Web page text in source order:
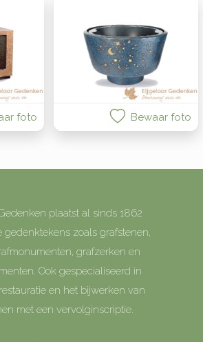
foto Bewaar foto
plaatst al sinds 1862
gedenktekens zoals grafstenen,
grafzerken en
Ook gespecialiseerd in
en het bijwerken van
met een vervolginscriptie.